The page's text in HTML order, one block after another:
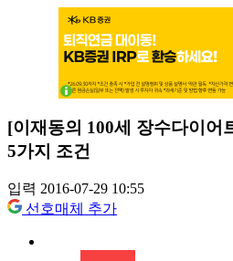
[이재동의 100세 장수다이어
5가지 조건
입력 2016-07-29 10:55
선호매체 추가